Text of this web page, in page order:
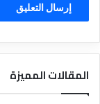
المقالات المميزة